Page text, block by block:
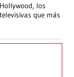
los
que más